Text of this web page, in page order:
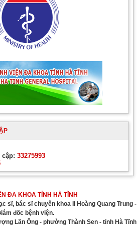
cơ
trình kỹ thuật chuyên
ngành Da liễu
33275993
ĐA KHOA TỈNH HÀ TĨNH
sĩ, bác sĩ chuyên khoa II Hoàng Quang Trung -
đốc bệnh viện.
Lãn Ông - phường Thành Sen - tỉnh Hà Tĩnh